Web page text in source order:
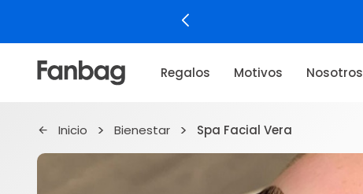
Regalos Motivos Nosotros
Inicio Bienestar Spa Facial Vera